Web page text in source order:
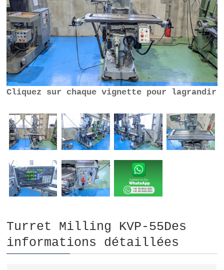
Cliquez sur chaque vignette pour lagrandir
Turret Milling KVP-55Des
informations détaillées